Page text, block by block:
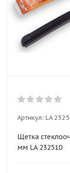
Артикул: LA
Щетка
мм LA 232510